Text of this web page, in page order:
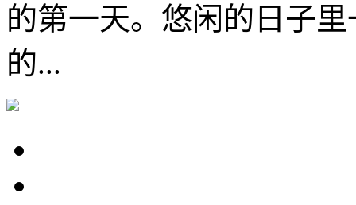
的第一天。悠闲的日子
的...